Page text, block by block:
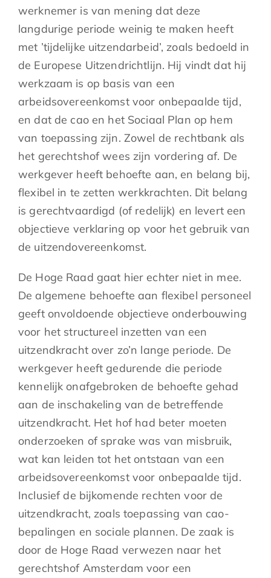
werknemer is van mening dat deze
langdurige periode weinig te maken heeft
met ’tijdelijke uitzendarbeid’, zoals bedoeld in
de Europese Uitzendrichtlijn. Hij vindt dat hij
werkzaam is op basis van een
arbeidsovereenkomst voor onbepaalde tijd,
en dat de cao en het Sociaal Plan op hem
van toepassing zijn. Zowel de rechtbank als
het gerechtshof wees zijn vordering af. De
werkgever heeft behoefte aan, en belang bij,
flexibel in te zetten werkkrachten. Dit belang
is gerechtvaardigd (of redelijk) en levert een
objectieve verklaring op voor het gebruik van
de uitzendovereenkomst.
De Hoge Raad gaat hier echter niet in mee.
De algemene behoefte aan flexibel personeel
geeft onvoldoende objectieve onderbouwing
voor het structureel inzetten van een
uitzendkracht over zo’n lange periode. De
werkgever heeft gedurende die periode
kennelijk onafgebroken de behoefte gehad
aan de inschakeling van de betreffende
uitzendkracht. Het hof had beter moeten
onderzoeken of sprake was van misbruik,
wat kan leiden tot het ontstaan van een
arbeidsovereenkomst voor onbepaalde tijd.
Inclusief de bijkomende rechten voor de
uitzendkracht, zoals toepassing van cao-
bepalingen en sociale plannen. De zaak is
door de Hoge Raad verwezen naar het
gerechtshof Amsterdam voor een